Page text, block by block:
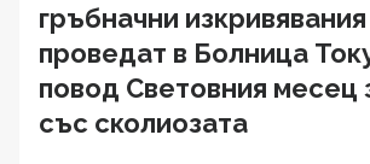
гръбначни
проведат в Болница
повод Световния месец
със сколиозата